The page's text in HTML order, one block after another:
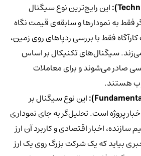
این رایج‌ترین نوع سیگنال
فقط به نمودارها و سابقه‌ی قیمت نگاه
فقط با بررسی ردپاهای روی زمین،
سیگنال‌های تکنیکال بر اساس
صادر می‌شوند و برای معاملات
هستند.
این نوع سیگنال بر
پروژه است. تحلیل‌گر به جای نموداری
سازنده، اخبار اقتصادی و کاربرد آن ارز
بیاید که یک شرکت بزرگ روی یک ارز